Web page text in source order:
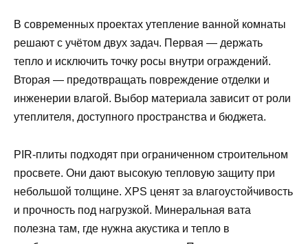
В современных проектах утепление ванной комнаты
решают с учётом двух задач. Первая — держать
тепло и исключить точку росы внутри ограждений.
Вторая — предотвращать повреждение отделки и
инженерии влагой. Выбор материала зависит от роли
утеплителя, доступного пространства и бюджета.
PIR‑плиты подходят при ограниченном строительном
просвете. Они дают высокую тепловую защиту при
небольшой толщине. XPS ценят за влагоустойчивость
и прочность под нагрузкой. Минеральная вата
полезна там, где нужна акустика и тепло в